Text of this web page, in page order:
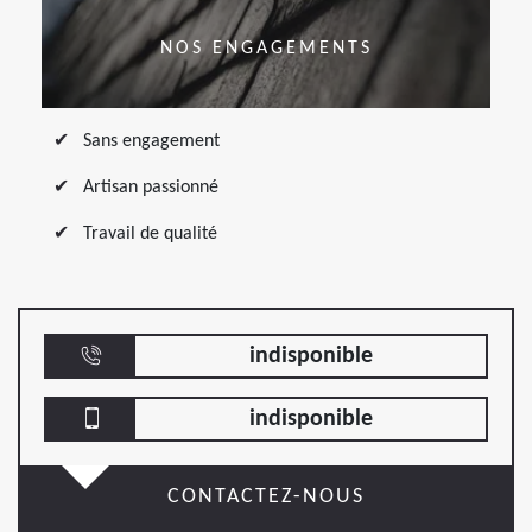
NOS ENGAGEMENTS
Sans engagement
Artisan passionné
Travail de qualité
indisponible
indisponible
CONTACTEZ-NOUS